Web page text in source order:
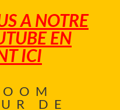
A NOTRE
EN
ICI
DE